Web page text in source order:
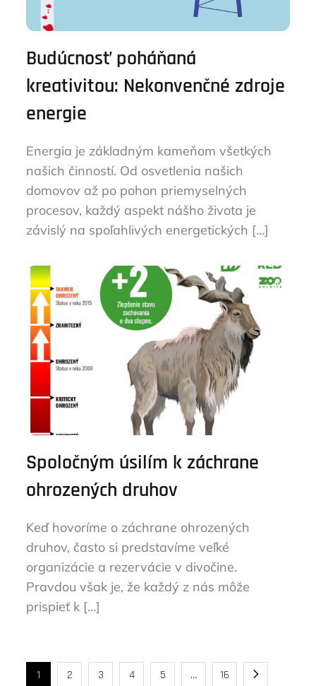
Budúcnosť poháňaná
kreativitou: Nekonvenčné zdroje
energie
Energia je základným kameňom všetkých
našich činností. Od osvetlenia našich
domovov až po pohon priemyselných
procesov, každý aspekt nášho života je
závislý na spoľahlivých energetických […]
Spoločným úsilím k záchrane
ohrozených druhov
Keď hovoríme o záchrane ohrozených
druhov, často si predstavíme veľké
organizácie a rezervácie v divočine.
Pravdou však je, že každý z nás môže
prispieť k […]
1 2 3 4 5 … 16